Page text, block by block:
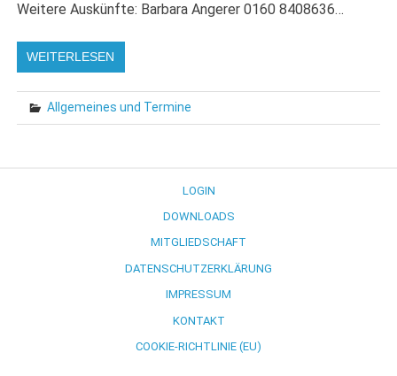
Weitere Auskünfte: Barbara Angerer 0160 8408636…
WEITERLESEN
Allgemeines und Termine
LOGIN
DOWNLOADS
MITGLIEDSCHAFT
DATENSCHUTZERKLÄRUNG
IMPRESSUM
KONTAKT
COOKIE-RICHTLINIE (EU)